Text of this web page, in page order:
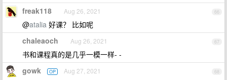
66
freak118 Aug 26, 2021
@atalia 好课？ 比如呢
67
chaleaoch Aug 26, 2021
书和课程真的是几乎一模一样- -
68
gowk OP Aug 27, 2021